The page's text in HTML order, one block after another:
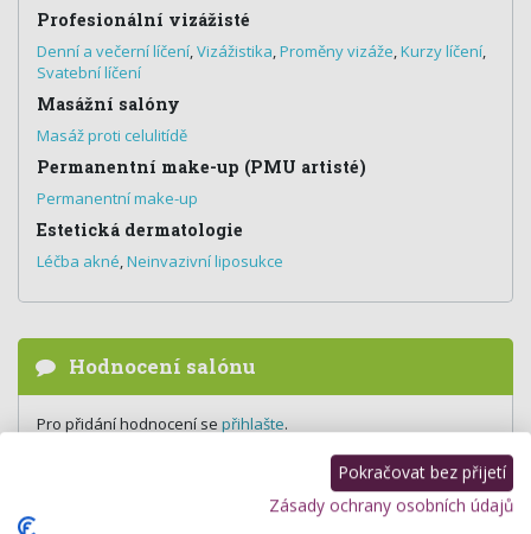
Profesionální vizážisté
Denní a večerní líčení,Vizážistika,Proměny vizáže,Kurzy líčení,
Svatební líčení
Masážní salóny
Masáž proti celulitídě
Permanentní make-up (PMU artisté)
Permanentní make-up
Estetická dermatologie
Léčba akné,Neinvazivní liposukce
Hodnocení salónu
Pro přidání hodnocení se přihlašte.
Pokračovat bez přijetí
Zásady ochrany osobních údajů